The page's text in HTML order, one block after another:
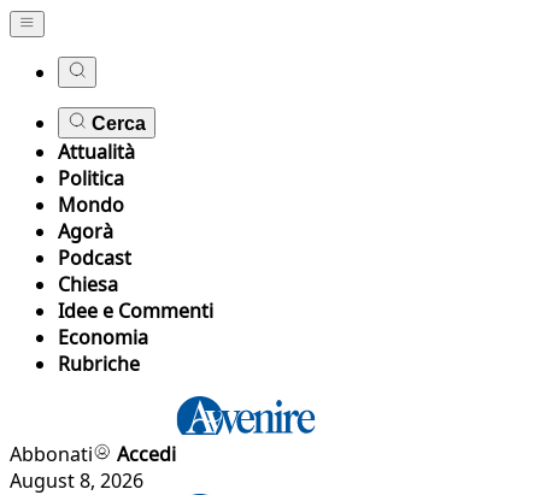
Cerca
Attualità
Politica
Mondo
Agorà
Podcast
Chiesa
Idee e Commenti
Economia
Rubriche
Abbonati
Accedi
August 8, 2026